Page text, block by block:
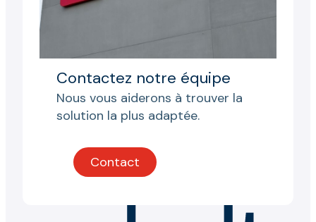
Contactez notre équipe
Nous vous aiderons à trouver la
solution la plus adaptée.
Contact